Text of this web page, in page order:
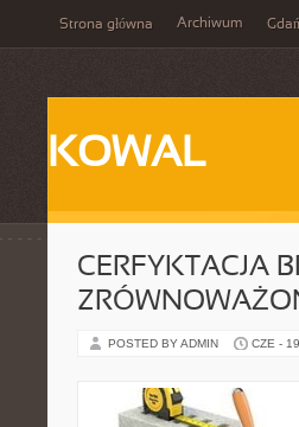
Strona główna Archiwum
KOWAL
CERFYKTACJA
POSTED BY ADMIN CZE -